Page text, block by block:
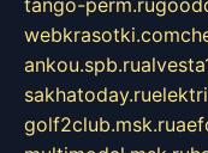
tango-perm.ru
webkrasotki.com
ankou.spb.ru
sakhatoday.ru
golf2club.msk.ru